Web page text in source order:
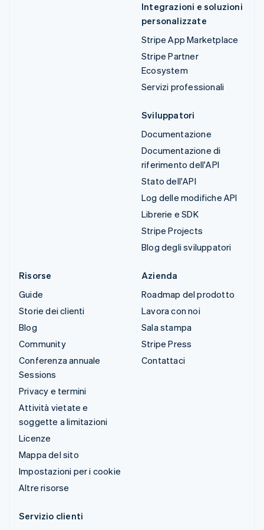
Integrazioni e soluzioni
personalizzate
Stripe App Marketplace
Stripe Partner
Ecosystem
Servizi professionali
Sviluppatori
Documentazione
Documentazione di
riferimento dell'API
Stato dell'API
Log delle modifiche API
Librerie e SDK
Stripe Projects
Blog degli sviluppatori
Risorse
Guide
Storie dei clienti
Blog
Community
Conferenza annuale
Sessions
Privacy e termini
Attività vietate e
soggette a limitazioni
Licenze
Mappa del sito
Impostazioni per i cookie
Altre risorse
Azienda
Roadmap del prodotto
Lavora con noi
Sala stampa
Stripe Press
Contattaci
Servizio clienti